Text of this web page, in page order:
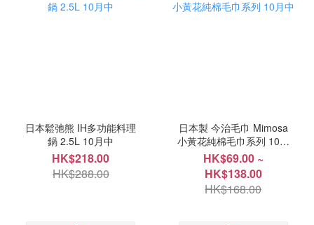
日本鬆弛熊 IH多功能料理
鍋 2.5L 10月中
HK$218.00
HK$288.00
日本製 今治毛巾 Mimosa
小黃花純棉毛巾系列 10月
中
HK$69.00 ~
HK$138.00
HK$168.00